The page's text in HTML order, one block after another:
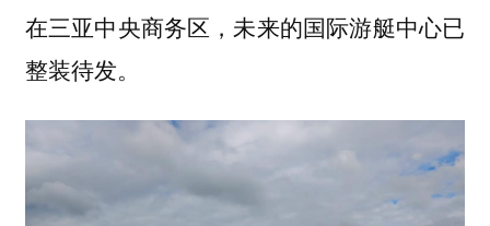
在三亚中央商务区，未来的国际游艇中心已
整装待发。